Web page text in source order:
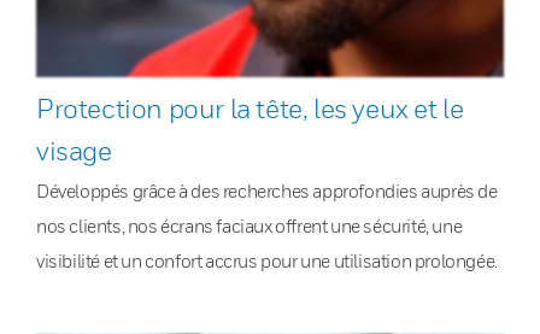
Protection pour la tête, les yeux et le
visage
Développés grâce à des recherches approfondies auprès de
nos clients, nos écrans faciaux offrent une sécurité, une
visibilité et un confort accrus pour une utilisation prolongée.